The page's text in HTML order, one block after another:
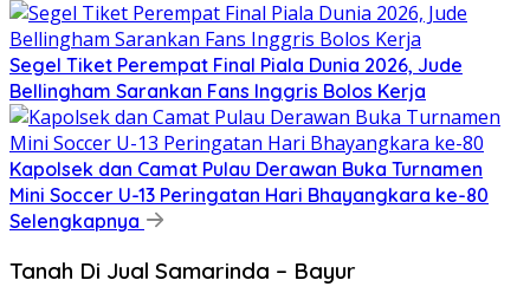
Segel Tiket Perempat Final Piala Dunia 2026, Jude
Bellingham Sarankan Fans Inggris Bolos Kerja
Kapolsek dan Camat Pulau Derawan Buka Turnamen
Mini Soccer U-13 Peringatan Hari Bhayangkara ke-80
Selengkapnya
Tanah Di Jual Samarinda – Bayur